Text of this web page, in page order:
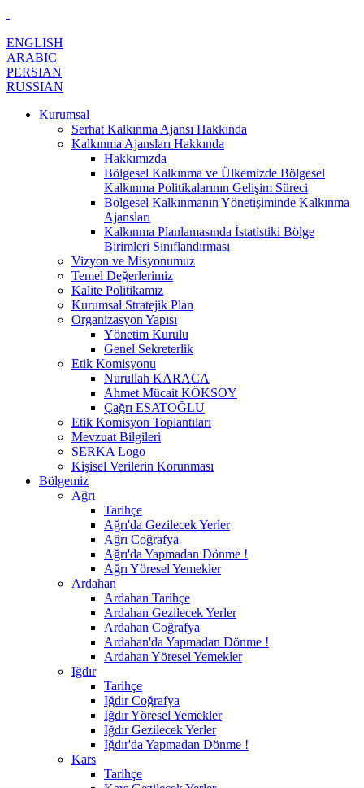
ENGLISH
ARABIC
PERSIAN
RUSSIAN
Kurumsal
Serhat Kalkınma Ajansı Hakkında
Kalkınma Ajansları Hakkında
Hakkımızda
Bölgesel Kalkınma ve Ülkemizde Bölgesel
Kalkınma Politikalarının Gelişim Süreci
Bölgesel Kalkınmanın Yönetişiminde Kalkınma
Ajansları
Kalkınma Planlamasında İstatistiki Bölge
Birimleri Sınıflandırması
Vizyon ve Misyonumuz
Temel Değerlerimiz
Kalite Politikamız
Kurumsal Stratejik Plan
Organizasyon Yapısı
Yönetim Kurulu
Genel Sekreterlik
Etik Komisyonu
Nurullah KARACA
Ahmet Mücait KÖKSOY
Çağrı ESATOĞLU
Etik Komisyon Toplantıları
Mevzuat Bilgileri
SERKA Logo
Kişisel Verilerin Korunması
Bölgemiz
Ağrı
Tarihçe
Ağrı'da Gezilecek Yerler
Ağrı Coğrafya
Ağrı'da Yapmadan Dönme !
Ağrı Yöresel Yemekler
Ardahan
Ardahan Tarihçe
Ardahan Gezilecek Yerler
Ardahan Coğrafya
Ardahan'da Yapmadan Dönme !
Ardahan Yöresel Yemekler
Iğdır
Tarihçe
Iğdır Coğrafya
Iğdır Yöresel Yemekler
Iğdır Gezilecek Yerler
Iğdır'da Yapmadan Dönme !
Kars
Tarihçe